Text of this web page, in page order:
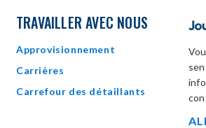
TRAVAILLER AVEC NOUS
Approvisionnement
Carrières
Carrefour des détaillants